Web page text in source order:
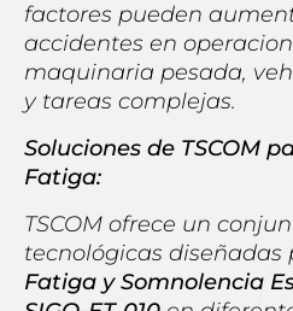
factores pueden
accidentes en
maquinaria pesada,
y tareas complejas.
Soluciones de TSCOM
Fatiga:
TSCOM ofrece un
tecnológicas diseñadas
Fatiga y Somnolencia